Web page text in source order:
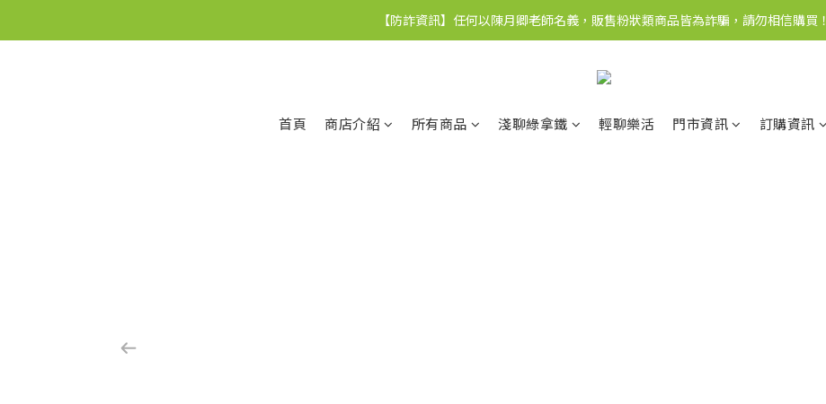
【防詐資訊】任何以陳月卿老師名義，販售粉狀類商品皆為詐騙，請勿相信購買！
首頁 商店介紹 所有商品 淺聊綠拿鐵 輕聊樂活 門市資訊 訂購資訊